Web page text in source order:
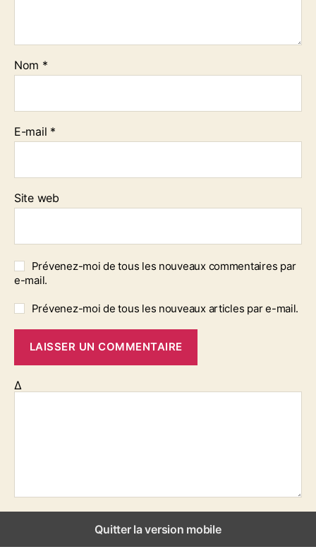
Nom *
E-mail *
Site web
Prévenez-moi de tous les nouveaux commentaires par
e-mail.
Prévenez-moi de tous les nouveaux articles par e-mail.
Δ
Quitter la version mobile